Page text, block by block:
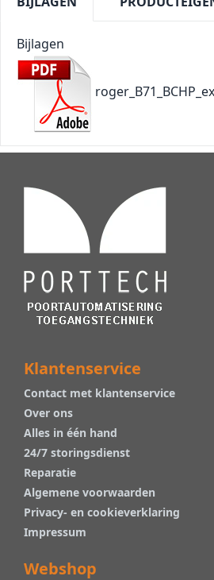
Bijlagen
Klantenservice
Contact met klantenservice
Over ons
Alles in één hand
24/7 storingsdienst
Reparatie
Algemene voorwaarden
Privacy- en cookieverklaring
Impressum
Webshop